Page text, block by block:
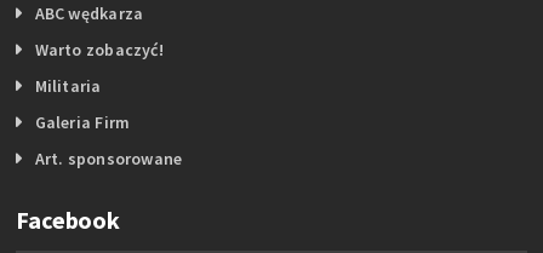
ABC wędkarza
Warto zobaczyć!
Militaria
Galeria Firm
Art. sponsorowane
Facebook